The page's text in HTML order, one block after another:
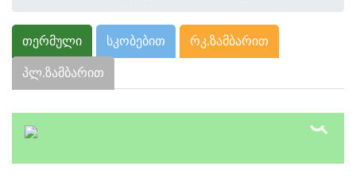
თერმული სკობებით რკ.ზამბარით
პლ.ზამბარით